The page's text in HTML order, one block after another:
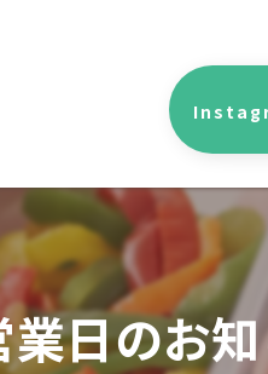
業日のお